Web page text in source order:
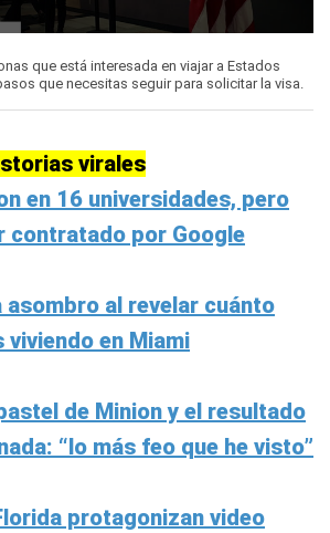
que está interesada en viajar a Estados
que necesitas seguir para solicitar la visa.
virales
en 16 universidades, pero
contratado por Google
asombro al revelar cuánto
viviendo en Miami
de Minion y el resultado
“lo más feo que he visto”
protagonizan video